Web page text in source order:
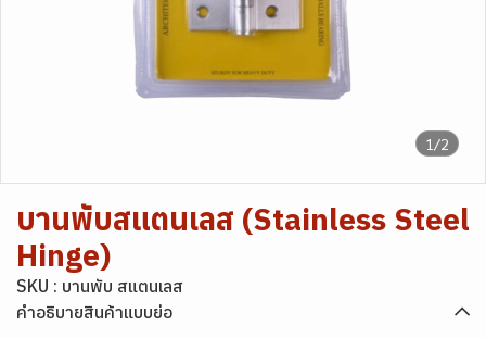
1/2
บานพับสแตนเลส (Stainless Steel
Hinge)
SKU : บานพับ สแตนเลส
คำอธิบายสินค้าแบบย่อ